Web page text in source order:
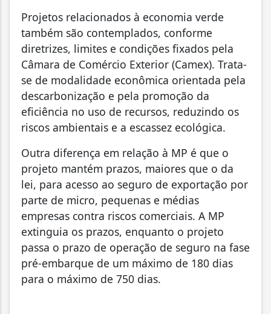
Projetos relacionados à economia verde
também são contemplados, conforme
diretrizes, limites e condições fixados pela
Câmara de Comércio Exterior (Camex). Trata-
se de modalidade econômica orientada pela
descarbonização e pela promoção da
eficiência no uso de recursos, reduzindo os
riscos ambientais e a escassez ecológica.
Outra diferença em relação à MP é que o
projeto mantém prazos, maiores que o da
lei, para acesso ao seguro de exportação por
parte de micro, pequenas e médias
empresas contra riscos comerciais. A MP
extinguia os prazos, enquanto o projeto
passa o prazo de operação de seguro na fase
pré-embarque de um máximo de 180 dias
para o máximo de 750 dias.